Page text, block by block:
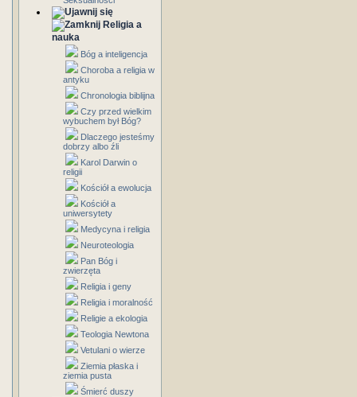
Religia a
nauka
Bóg a inteligencja
Choroba a religia w
antyku
Chronologia biblijna
Czy przed wielkim
wybuchem był Bóg?
Dlaczego jesteśmy
dobrzy albo źli
Karol Darwin o
religii
Kościół a ewolucja
Kościół a
uniwersytety
Medycyna i religia
Neuroteologia
Pan Bóg i
zwierzęta
Religia i geny
Religia i moralność
Religie a ekologia
Teologia Newtona
Vetulani o wierze
Ziemia płaska i
ziemia pusta
Śmierć duszy